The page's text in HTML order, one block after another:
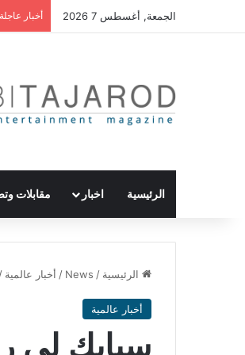
الجمعة, أغسطس 7 2026 أخبار عاجلة
الرئيسية اخبار مقابلات
الرئيسية /
News
/ أخبار عالمية /
أخبار عالمية
سبايك لي